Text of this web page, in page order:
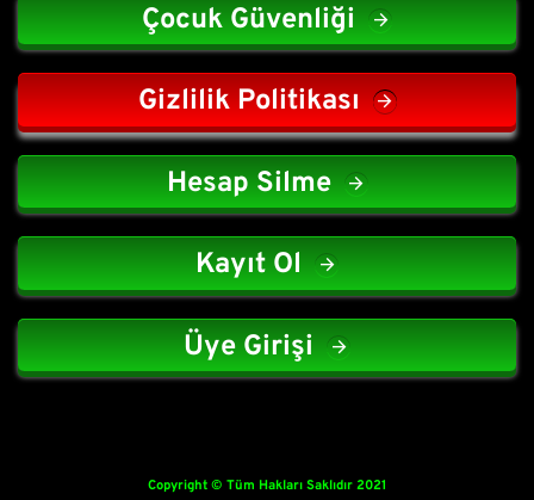
Çocuk Güvenliği
Gizlilik Politikası
Hesap Silme
Kayıt Ol
Üye Girişi
Copyright © Tüm Hakları Saklıdır 2021